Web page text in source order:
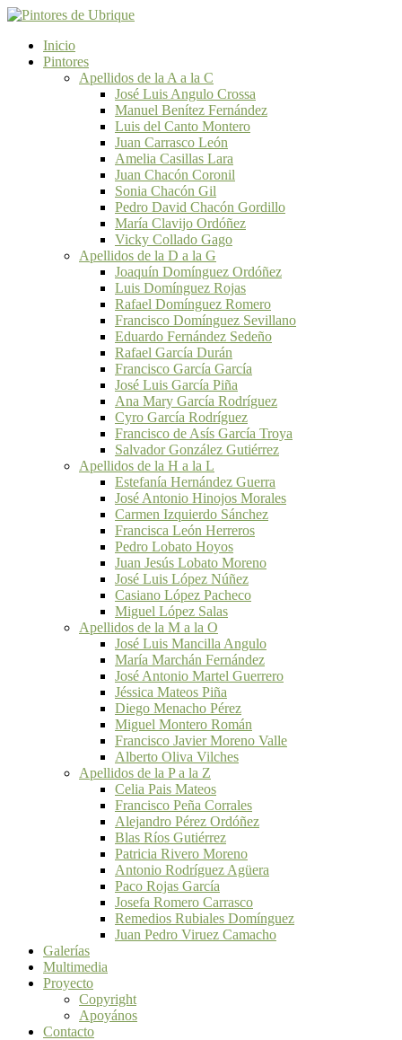
Inicio
Pintores
Apellidos de la A a la C
José Luis Angulo Crossa
Manuel Benítez Fernández
Luis del Canto Montero
Juan Carrasco León
Amelia Casillas Lara
Juan Chacón Coronil
Sonia Chacón Gil
Pedro David Chacón Gordillo
María Clavijo Ordóñez
Vicky Collado Gago
Apellidos de la D a la G
Joaquín Domínguez Ordóñez
Luis Domínguez Rojas
Rafael Domínguez Romero
Francisco Domínguez Sevillano
Eduardo Fernández Sedeño
Rafael García Durán
Francisco García García
José Luis García Piña
Ana Mary García Rodríguez
Cyro García Rodríguez
Francisco de Asís García Troya
Salvador González Gutiérrez
Apellidos de la H a la L
Estefanía Hernández Guerra
José Antonio Hinojos Morales
Carmen Izquierdo Sánchez
Francisca León Herreros
Pedro Lobato Hoyos
Juan Jesús Lobato Moreno
José Luis López Núñez
Casiano López Pacheco
Miguel López Salas
Apellidos de la M a la O
José Luis Mancilla Angulo
María Marchán Fernández
José Antonio Martel Guerrero
Jéssica Mateos Piña
Diego Menacho Pérez
Miguel Montero Román
Francisco Javier Moreno Valle
Alberto Oliva Vilches
Apellidos de la P a la Z
Celia Pais Mateos
Francisco Peña Corrales
Alejandro Pérez Ordóñez
Blas Ríos Gutiérrez
Patricia Rivero Moreno
Antonio Rodríguez Agüera
Paco Rojas García
Josefa Romero Carrasco
Remedios Rubiales Domínguez
Juan Pedro Viruez Camacho
Galerías
Multimedia
Proyecto
Copyright
Apoyános
Contacto